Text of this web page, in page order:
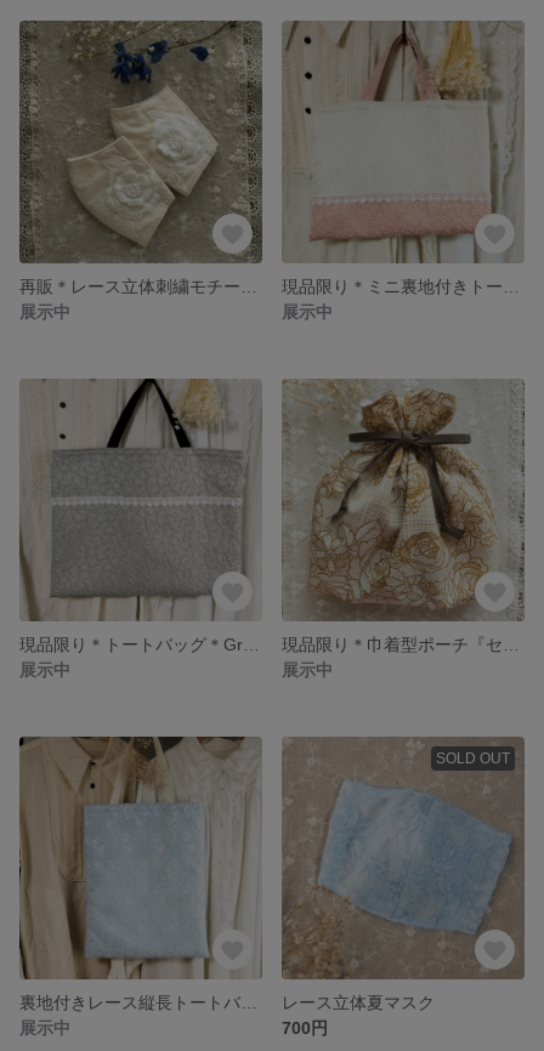
展示中
展示中
展示中
展示中
展示中
SOLD OUT
レース立体夏マスク
700円